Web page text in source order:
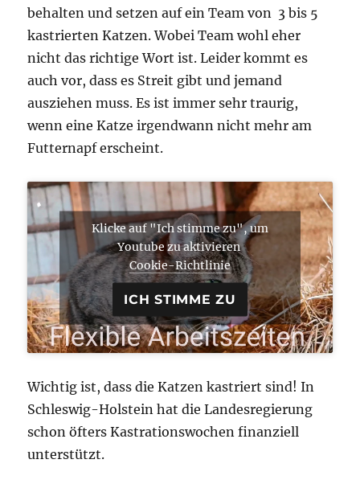
behalten und setzen auf ein Team von 3 bis 5
kastrierten Katzen. Wobei Team wohl eher
nicht das richtige Wort ist. Leider kommt es
auch vor, dass es Streit gibt und jemand
ausziehen muss. Es ist immer sehr traurig,
wenn eine Katze irgendwann nicht mehr am
Futternapf erscheint.
Klicke auf "Ich stimme zu", um
Youtube zu aktivieren
Cookie-Richtlinie
ICH STIMME ZU
Wichtig ist, dass die Katzen kastriert sind! In
Schleswig-Holstein hat die Landesregierung
schon öfters Kastrationswochen finanziell
unterstützt.